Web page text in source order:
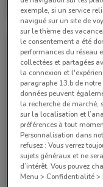
Valable jusqu'au 17/08
-3
Boulanger
Valable jusqu'à mardi
exemple, si un service
navigué sur un site de
sur le thème des
le consentement a été
performances du réseau
collectées et partagées
la connexion et
paragraphe 13.b de
données peuvent
la recherche de marché,
sur la localisation et
préférences à tout
Personnalisation dans
refusez : Vous verrez
sujets généraux et ne
d’intérêt. Vous pouvez
Menu > Confidentialité >